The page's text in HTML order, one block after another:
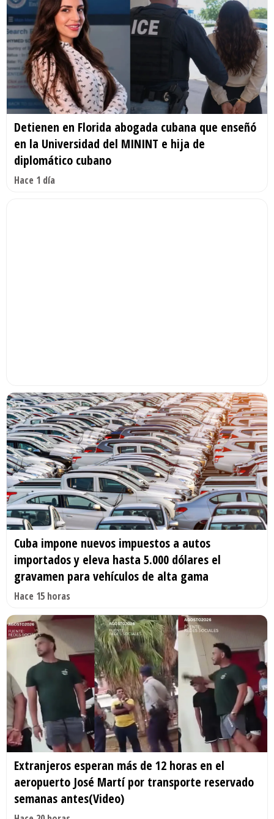
Detienen en Florida abogada cubana que enseñó
en la Universidad del MININT e hija de
diplomático cubano
Hace 1 día
Cuba impone nuevos impuestos a autos
importados y eleva hasta 5.000 dólares el
gravamen para vehículos de alta gama
Hace 15 horas
Extranjeros esperan más de 12 horas en el
aeropuerto José Martí por transporte reservado
semanas antes(Video)